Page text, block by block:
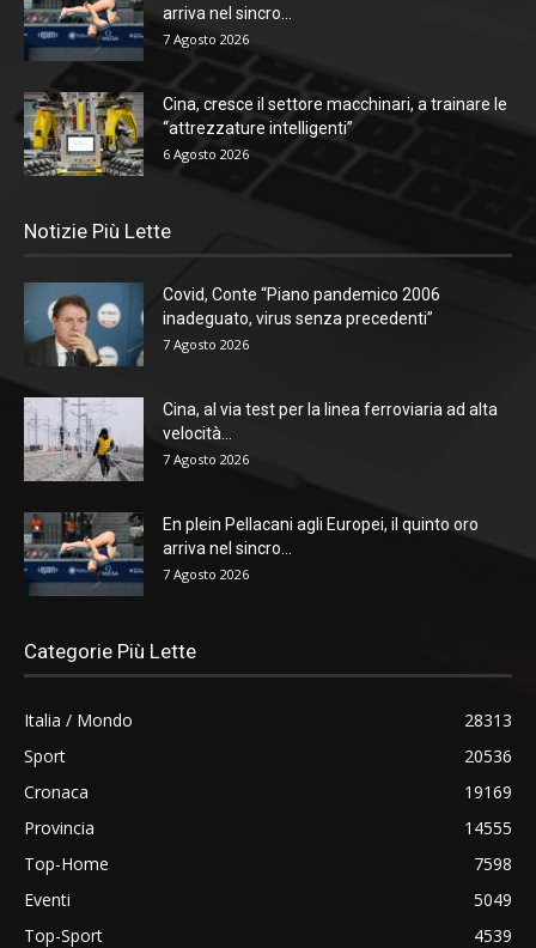
arriva nel sincro...
7 Agosto 2026
Cina, cresce il settore macchinari, a trainare le
“attrezzature intelligenti”
6 Agosto 2026
Notizie Più Lette
Covid, Conte “Piano pandemico 2006
inadeguato, virus senza precedenti”
7 Agosto 2026
Cina, al via test per la linea ferroviaria ad alta
velocità...
7 Agosto 2026
En plein Pellacani agli Europei, il quinto oro
arriva nel sincro...
7 Agosto 2026
Categorie Più Lette
Italia / Mondo
28313
Sport
20536
Cronaca
19169
Provincia
14555
Top-Home
7598
Eventi
5049
Top-Sport
4539